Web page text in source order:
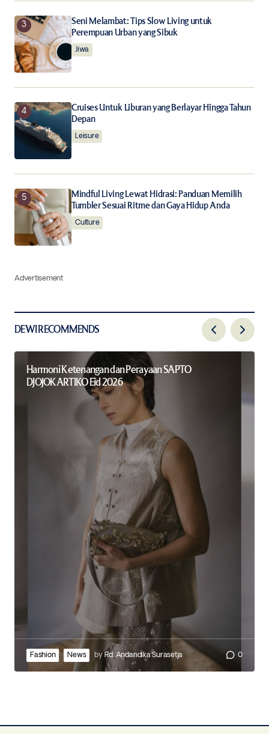
Seni Melambat: Tips Slow Living untuk
Perempuan Urban yang Sibuk
Jiwa
Cruises Untuk Liburan yang Berlayar Hingga Tahun
Depan
Leisure
Mindful Living Lewat Hidrasi: Panduan Memilih
Tumbler Sesuai Ritme dan Gaya Hidup Anda
Culture
Advertisement
DEWI RECOMMENDS
Harmoni Ketenangan dan Perayaan SAPTO
DJOJOKARTIKO Eid 2026
Fashion News by Rd. Andandika Surasetja 0